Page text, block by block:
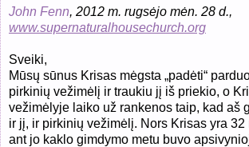
John Fenn, 2012 m. rugsėjo mėn. 28 d.,
www.supernaturalhousechurch.org
Sveiki,
Mūsų sūnus Krisas mėgsta „padėti“
pirkinių vežimėlį ir traukiu jį iš priekio, o
vežimėlyje laiko už rankenos taip, kad aš
ir jį, ir pirkinių vežimėlį. Nors Krisas yra 32
ant jo kaklo gimdymo metu buvo